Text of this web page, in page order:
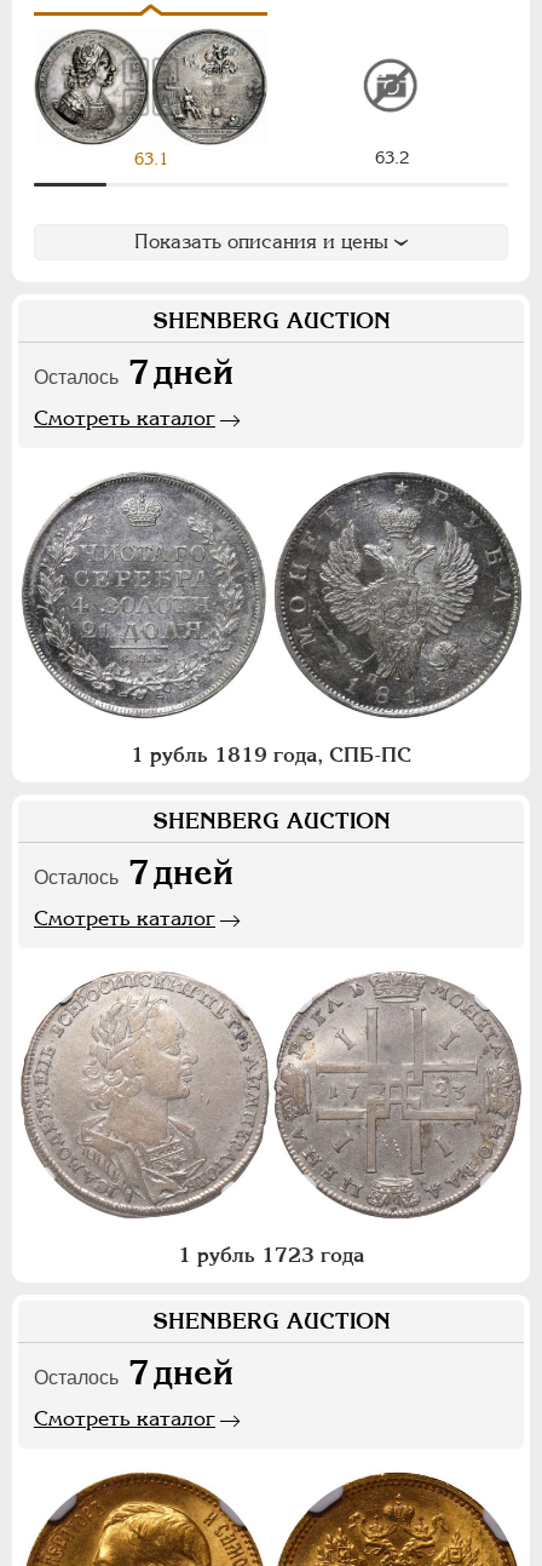
63.1 63.2
Показать описания и цены
SHENBERG AUCTION
Осталось 7дней
Смотреть каталог
1 рубль 1819 года, СПБ-ПС
SHENBERG AUCTION
Осталось 7дней
Смотреть каталог
1 рубль 1723 года
SHENBERG AUCTION
Осталось 7дней
Смотреть каталог
НИКОЛАЙ II
1894-1917
СЕРИИ МЕДАЛЕЙ 1600-1881